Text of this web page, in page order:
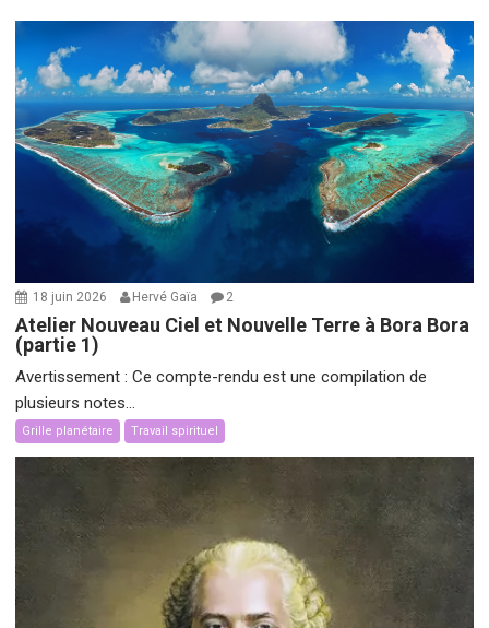
18 juin 2026 Hervé Gaïa 2
Atelier Nouveau Ciel et Nouvelle Terre à Bora Bora
(partie 1)
Avertissement : Ce compte-rendu est une compilation de
plusieurs notes...
Grille planétaire Travail spirituel